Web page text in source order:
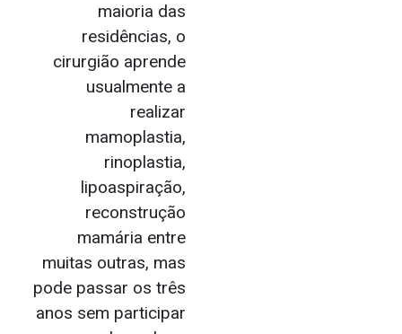
maioria das
residências, o
cirurgião aprende
usualmente a
realizar
mamoplastia,
rinoplastia,
lipoaspiração,
reconstrução
mamária entre
muitas outras, mas
pode passar os três
anos sem participar